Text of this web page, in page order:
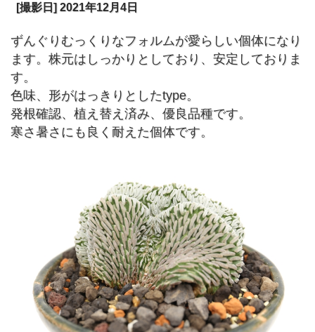
[撮影日] 2021年12月4日
ずんぐりむっくりなフォルムが愛らしい個体になり
ます。株元はしっかりとしており、安定しておりま
す。
色味、形がはっきりとしたtype。
発根確認、植え替え済み、優良品種です。
寒さ暑さにも良く耐えた個体です。